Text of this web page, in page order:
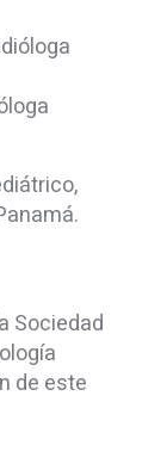
Sociedad
de este